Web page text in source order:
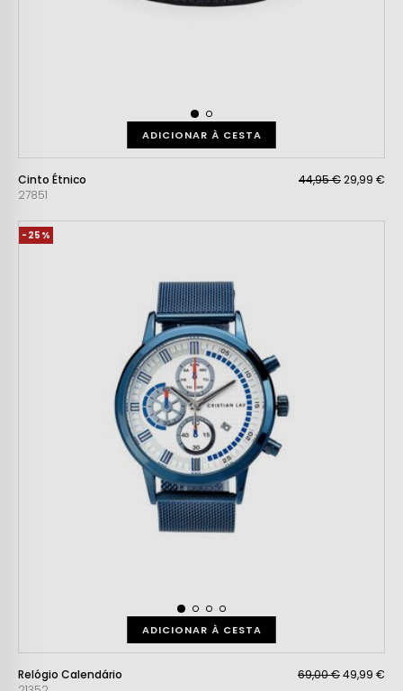
ADICIONAR À CESTA
Cinto Étnico
27851
44,95 €29,99 €
-25%
ADICIONAR À CESTA
Relógio Calendário
69,00 €49,99 €